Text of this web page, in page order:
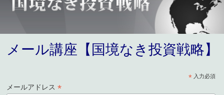
メール講座【国境なき投資戦略】
*入力必須
メールアドレス*